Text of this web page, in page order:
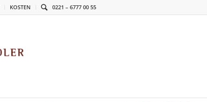
KOSTEN 0221 – 6777 00 55